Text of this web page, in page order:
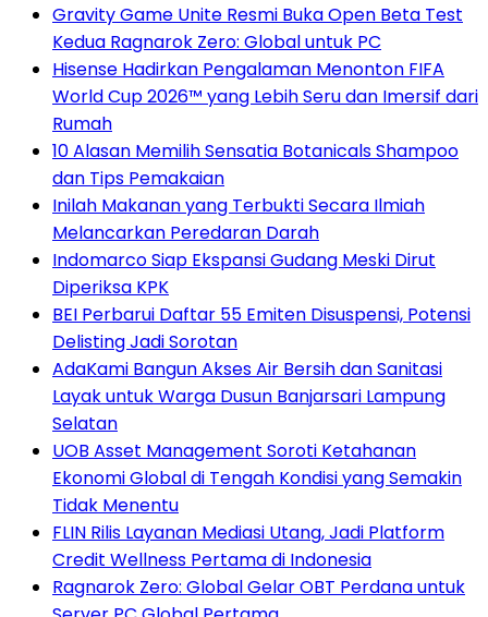
Gravity Game Unite Resmi Buka Open Beta Test
Kedua Ragnarok Zero: Global untuk PC
Hisense Hadirkan Pengalaman Menonton FIFA
World Cup 2026™ yang Lebih Seru dan Imersif dari
Rumah
10 Alasan Memilih Sensatia Botanicals Shampoo
dan Tips Pemakaian
Inilah Makanan yang Terbukti Secara Ilmiah
Melancarkan Peredaran Darah
Indomarco Siap Ekspansi Gudang Meski Dirut
Diperiksa KPK
BEI Perbarui Daftar 55 Emiten Disuspensi, Potensi
Delisting Jadi Sorotan
AdaKami Bangun Akses Air Bersih dan Sanitasi
Layak untuk Warga Dusun Banjarsari Lampung
Selatan
UOB Asset Management Soroti Ketahanan
Ekonomi Global di Tengah Kondisi yang Semakin
Tidak Menentu
FLIN Rilis Layanan Mediasi Utang, Jadi Platform
Credit Wellness Pertama di Indonesia
Ragnarok Zero: Global Gelar OBT Perdana untuk